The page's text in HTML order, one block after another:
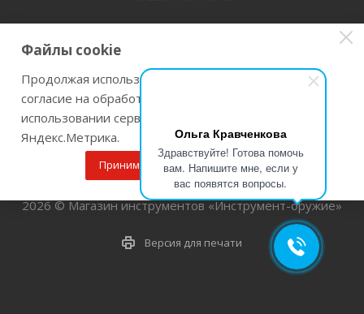
Ольга Кравченкова
Здравствуйте! Готова помочь
вам. Напишите мне, если у
вас появятся вопросы.
8 800 77-00-962
г. Пермь, ул. Павла Преображенского, д.6А,
2026 © Магазин инструментов «Инструмент-оружие»
Версия для печати
Файлы cookie
Продолжая использовать наш сайт Вы даете
согласие на обработку файлов cookie и
использовании сервисов веб-аналитики
Яндекс.Метрика.
Принимаю Подробнее